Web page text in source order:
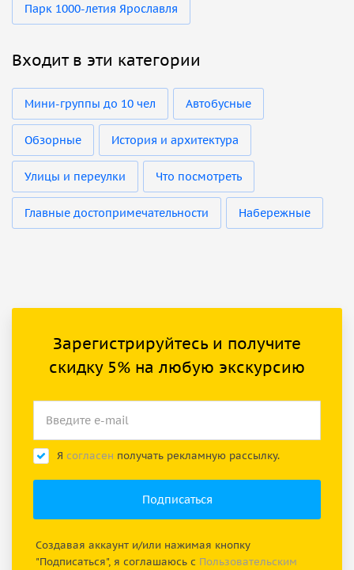
Парк 1000-летия Ярославля
Входит в эти категории
Мини-группы до 10 чел Автобусные
Обзорные История и архитектура
Улицы и переулки Что посмотреть
Главные достопримечательности Набережные
Зарегистрируйтесь и получите
скидку 5% на любую экскурсию
Я согласен получать рекламную рассылку.
Создавая аккаунт и/или нажимая кнопку
"Подписаться", я соглашаюсь с Пользовательским